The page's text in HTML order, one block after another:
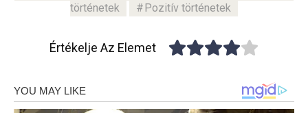
történetek
Pozitív történetek
Értékelje Az Elemet